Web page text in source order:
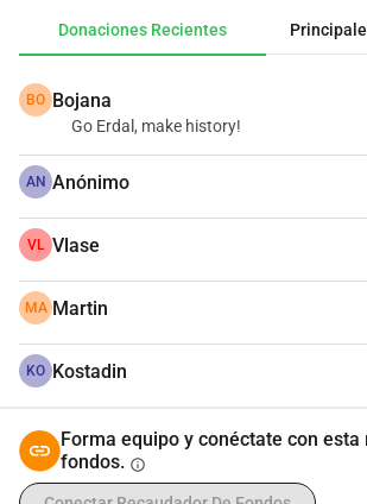
Donaciones Recientes
BO Bojana
Go Erdal, make history!
AN Anónimo
VL Vlase
MA Martin
KO Kostadin
Forma equipo y conéctate con esta
fondos. info